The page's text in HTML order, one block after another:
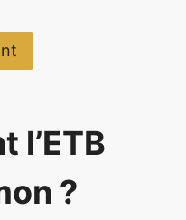
l’ETB
?